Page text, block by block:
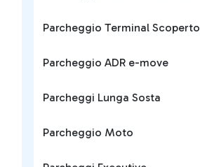
Parcheggio Terminal Scoperto
Parcheggio ADR e-move
Parcheggi Lunga Sosta
Parcheggio Moto